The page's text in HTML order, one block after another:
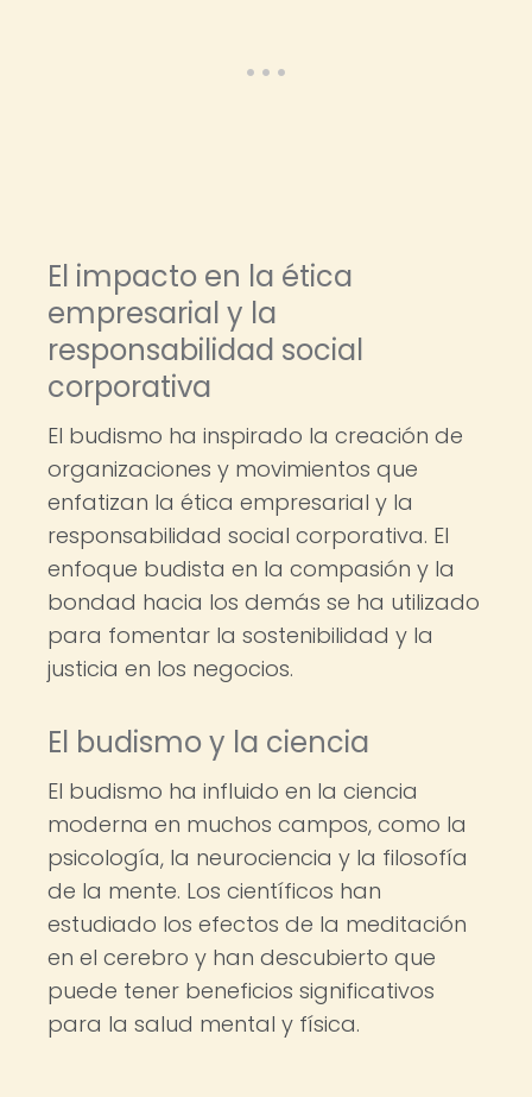
El impacto en la ética
empresarial y la
responsabilidad social
corporativa
El budismo ha inspirado la creación de
organizaciones y movimientos que
enfatizan la ética empresarial y la
responsabilidad social corporativa. El
enfoque budista en la compasión y la
bondad hacia los demás se ha utilizado
para fomentar la sostenibilidad y la
justicia en los negocios.
El budismo y la ciencia
El budismo ha influido en la ciencia
moderna en muchos campos, como la
psicología, la neurociencia y la filosofía
de la mente. Los científicos han
estudiado los efectos de la meditación
en el cerebro y han descubierto que
puede tener beneficios significativos
para la salud mental y física.